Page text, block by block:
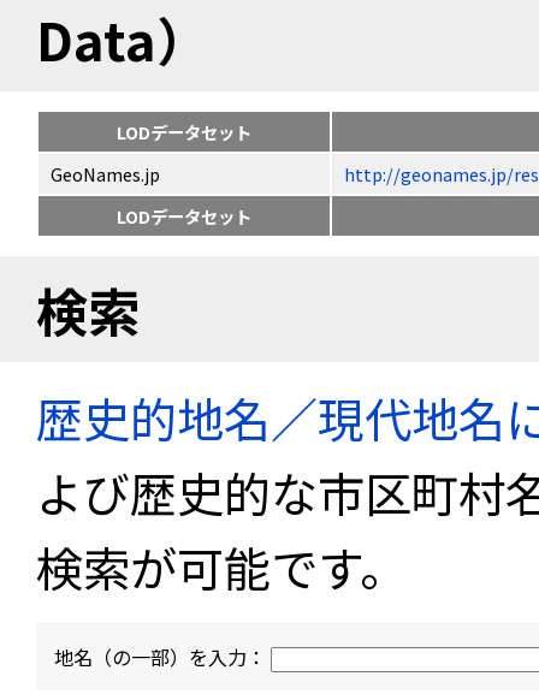
Data）
LODデータセット
GeoNames.jp
http://geonames.jp/
LODデータセット
検索
歴史的地名／現代地名
よび歴史的な市区町村
検索が可能です。
地名（の一部）を入力：